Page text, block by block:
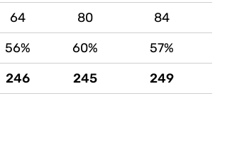
64 80
84
56% 60%
57%
246 245 249